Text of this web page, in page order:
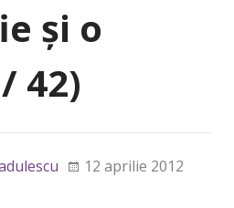
şi o
42)
12 aprilie 2012